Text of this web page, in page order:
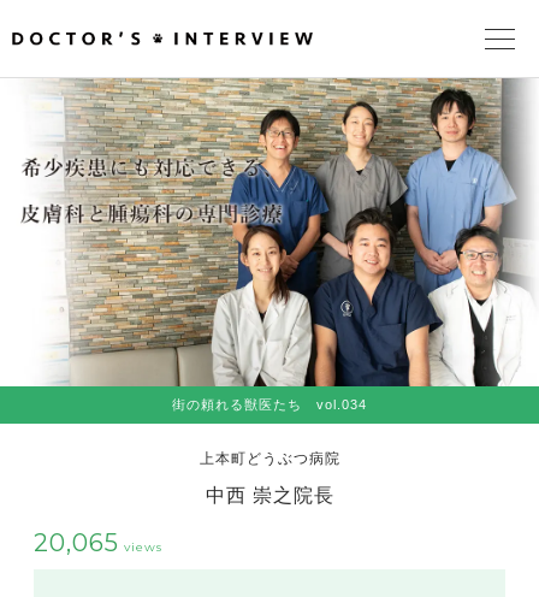
TOPページ
頼れるドクターが教える治療法
街の頼れるドクターたち
インタビューを検索
街の頼れる獣医たち vol.034
上本町どうぶつ病院
中西 崇之院長
20,065 views